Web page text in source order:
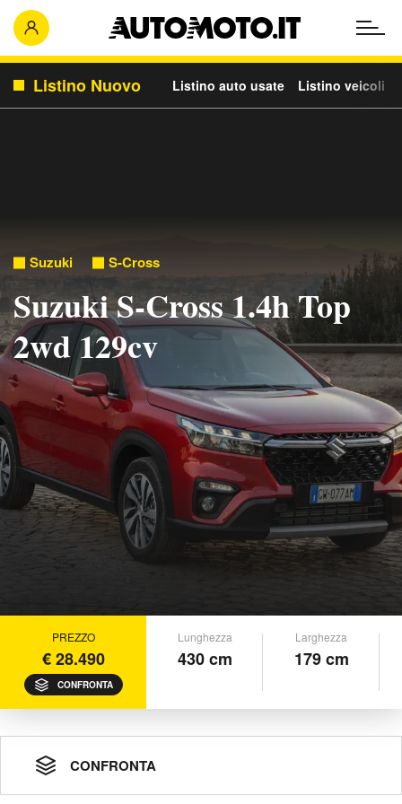
Listino Nuovo Listino auto usate Listino veicoli
Suzuki S-Cross
Suzuki S-Cross 1.4h Top
2wd 129cv
PREZZO
€ 28.490
CONFRONTA
Lunghezza
430 cm
Larghezza
179 cm
CONFRONTA